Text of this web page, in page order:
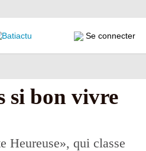
Se connecter
si bon vivre
Heureuse», qui classe